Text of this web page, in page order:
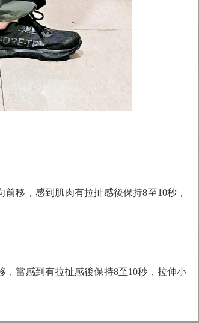
移，感到肌肉有拉扯感後保持8至10秒，
當感到有拉扯感後保持8至10秒，拉伸小